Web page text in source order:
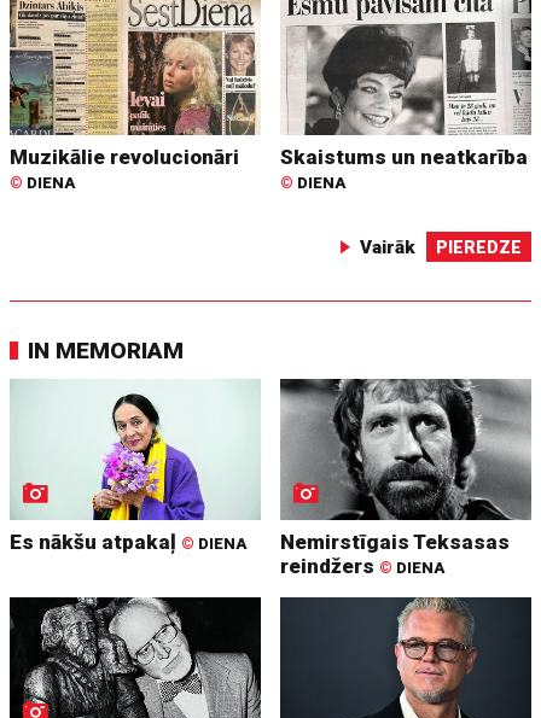
Muzikālie revolucionāri
© DIENA
Skaistums un neatkarība
© DIENA
Vairāk PIEREDZE
IN MEMORIAM
Es nākšu atpakaļ © DIENA
Nemirstīgais Teksasas
reindžers © DIENA